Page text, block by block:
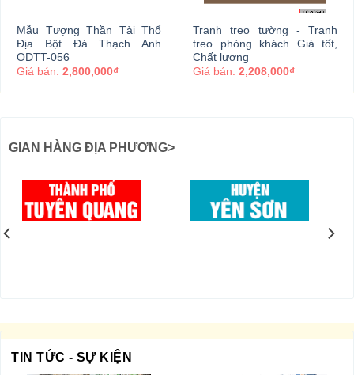
Mẫu Tượng Thần Tài Thổ
Địa Bột Đá Thạch Anh
ODTT-056
Giá bán: 2,800,000₫
Tranh treo tường - Tranh
treo phòng khách Giá tốt,
Chất lượng
Giá bán: 2,208,000₫
GIAN HÀNG ĐỊA PHƯƠNG>
TIN TỨC - SỰ KIỆN